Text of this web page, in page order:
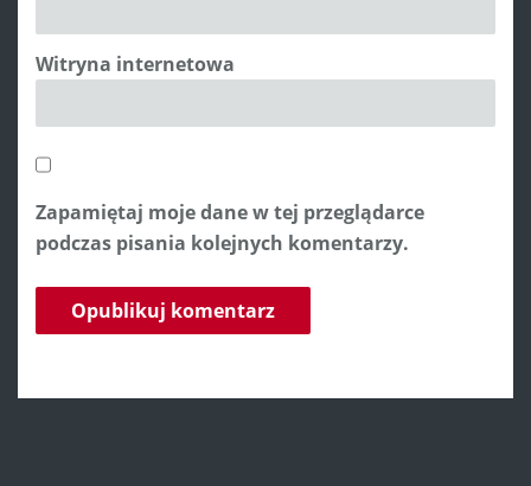
Witryna internetowa
Zapamiętaj moje dane w tej przeglądarce
podczas pisania kolejnych komentarzy.